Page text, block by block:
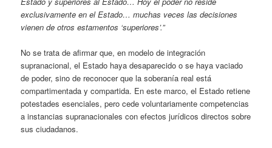
exclusivamente en el Estado… muchas veces las decisiones
vienen de otros estamentos ‘superiores’.”
No se trata de afirmar que, en modelo de integración
supranacional, el Estado haya desaparecido o se haya vaciado
de poder, sino de reconocer que la soberanía real está
compartimentada y compartida. En este marco, el Estado retiene
potestades esenciales, pero cede voluntariamente competencias
a instancias supranacionales con efectos jurídicos directos sobre
sus ciudadanos.